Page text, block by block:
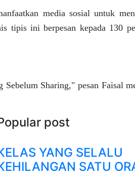
media sosial untuk
tipis ini berpesan kepada 130
Sharing," pesan Faisal
post
YANG SELALU
SATU